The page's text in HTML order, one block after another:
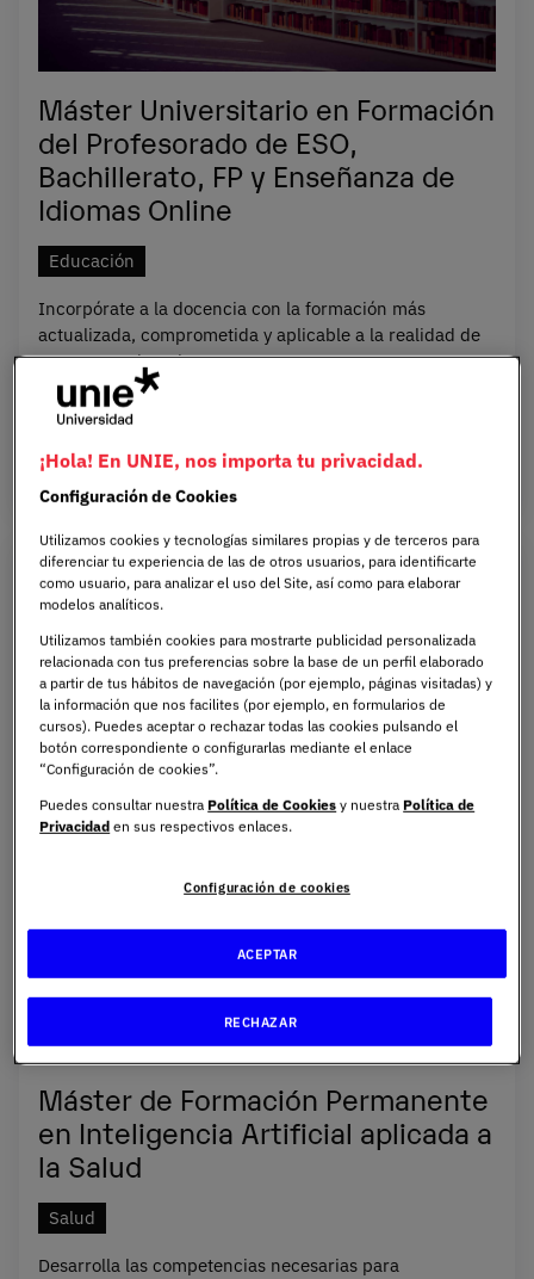
Máster Universitario en Formación
del Profesorado de ESO,
Bachillerato, FP y Enseñanza de
Idiomas Online
Educación
Incorpórate a la docencia con la formación más
actualizada, comprometida y aplicable a la realidad de
un centro educativo.
ONLINE ESPAÑOL
Máster de Formación Permanente
en Inteligencia Artificial aplicada a
la Salud
Salud
Desarrolla las competencias necesarias para
¡Hola! En UNIE, nos importa tu privacidad.
Configuración de Cookies
Utilizamos cookies y tecnologías similares propias y de terceros para
diferenciar tu experiencia de las de otros usuarios, para identificarte
como usuario, para analizar el uso del Site, así como para elaborar
modelos analíticos.
Utilizamos también cookies para mostrarte publicidad personalizada
relacionada con tus preferencias sobre la base de un perfil elaborado
a partir de tus hábitos de navegación (por ejemplo, páginas visitadas) y
la información que nos facilites (por ejemplo, en formularios de
cursos). Puedes aceptar o rechazar todas las cookies pulsando el
botón correspondiente o configurarlas mediante el enlace
“Configuración de cookies”.
Puedes consultar nuestra Política de Cookies y nuestra Política de
Privacidad en sus respectivos enlaces.
Configuración de cookies
RECHAZAR
ACEPTAR